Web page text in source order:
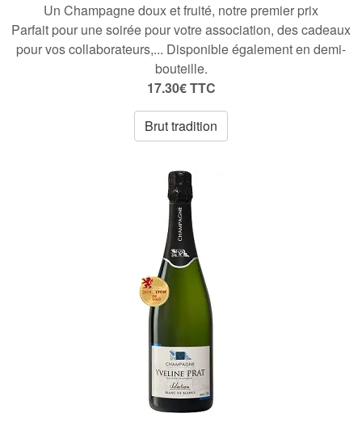
Un Champagne doux et fruité, notre premier prix
Parfait pour une soirée pour votre association, des cadeaux
pour vos collaborateurs,... Disponible également en demi-
bouteille.
17.30€ TTC
Brut tradition